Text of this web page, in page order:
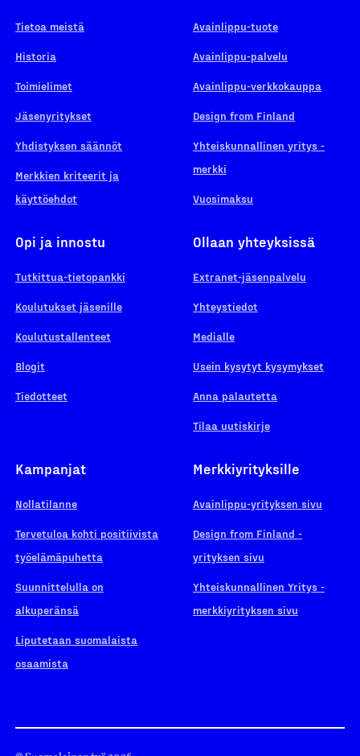
Tietoa meistä
Historia
Toimielimet
Jäsenyritykset
Yhdistyksen säännöt
Merkkien kriteerit ja
käyttöehdot
Avainlippu-tuote
Avainlippu-palvelu
Avainlippu-verkkokauppa
Design from Finland
Yhteiskunnallinen yritys -
merkki
Vuosimaksu
Opi ja innostu
Tutkittua-tietopankki
Koulutukset jäsenille
Koulutustallenteet
Blogit
Tiedotteet
Ollaan yhteyksissä
Extranet-jäsenpalvelu
Yhteystiedot
Medialle
Usein kysytyt kysymykset
Anna palautetta
Tilaa uutiskirje
Kampanjat
Nollatilanne
Tervetuloa kohti positiivista
työelämäpuhetta
Suunnittelulla on
alkuperänsä
Liputetaan suomalaista
osaamista
Merkkiyrityksille
Avainlippu-yrityksen sivu
Design from Finland -
yrityksen sivu
Yhteiskunnallinen Yritys -
merkkiyrityksen sivu